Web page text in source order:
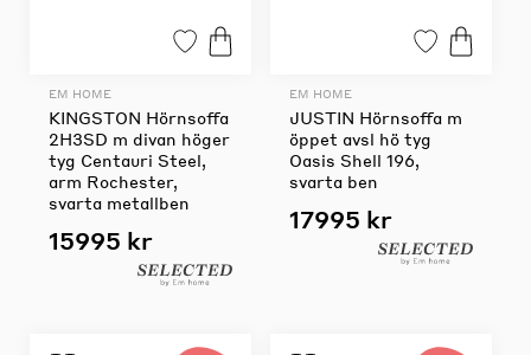
EM HOME
KINGSTON Hörnsoffa
2H3SD m divan höger
tyg Centauri Steel,
arm Rochester,
svarta metallben
15995 kr
EM HOME
JUSTIN Hörnsoffa m
öppet avsl hö tyg
Oasis Shell 196,
svarta ben
17995 kr